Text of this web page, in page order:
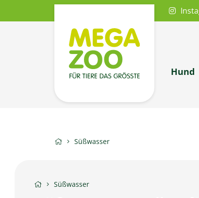
Hund
Süßwasser
Süßwasser